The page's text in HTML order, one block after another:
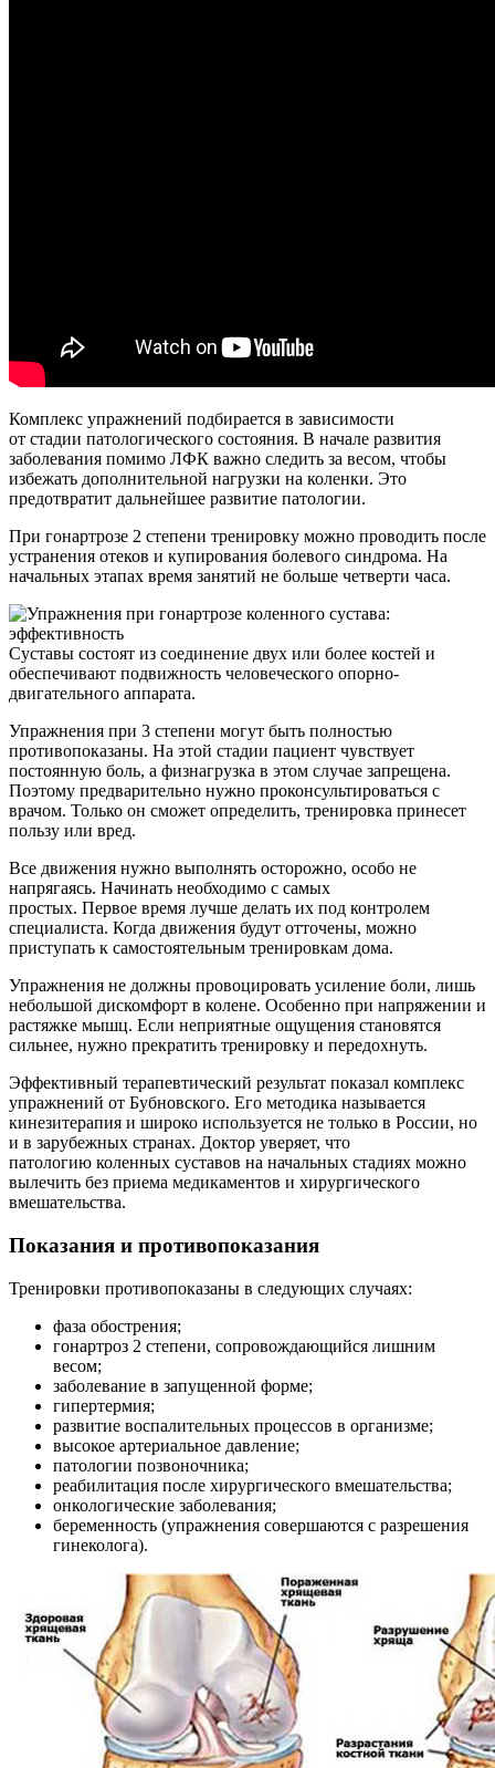
Комплекс упражнений подбирается в зависимости
от стадии патологического состояния. В начале развития
заболевания помимо ЛФК важно следить за весом, чтобы
избежать дополнительной нагрузки на коленки. Это
предотвратит дальнейшее развитие патологии.
При гонартрозе 2 степени тренировку можно проводить после
устранения отеков и купирования болевого синдрома. На
начальных этапах время занятий не больше четверти часа.
Суставы состоят из соединение двух или более костей и
обеспечивают подвижность человеческого опорно-
двигательного аппарата.
Упражнения при 3 степени могут быть полностью
противопоказаны. На этой стадии пациент чувствует
постоянную боль, а физнагрузка в этом случае запрещена.
Поэтому предварительно нужно проконсультироваться с
врачом. Только он сможет определить, тренировка принесет
пользу или вред.
Все движения нужно выполнять осторожно, особо не
напрягаясь. Начинать необходимо с самых
простых. Первое время лучше делать их под контролем
специалиста. Когда движения будут отточены, можно
приступать к самостоятельным тренировкам дома.
Упражнения не должны провоцировать усиление боли, лишь
небольшой дискомфорт в колене. Особенно при напряжении и
растяжке мышц. Если неприятные ощущения становятся
сильнее, нужно прекратить тренировку и передохнуть.
Эффективный терапевтический результат показал комплекс
упражнений от Бубновского. Его методика называется
кинезитерапия и широко используется не только в России, но
и в зарубежных странах. Доктор уверяет, что
патологию коленных суставов на начальных стадиях можно
вылечить без приема медикаментов и хирургического
вмешательства.
Показания и противопоказания
Тренировки противопоказаны в следующих случаях:
фаза обострения;
гонартроз 2 степени, сопровождающийся лишним
весом;
заболевание в запущенной форме;
гипертермия;
развитие воспалительных процессов в организме;
высокое артериальное давление;
патологии позвоночника;
реабилитация после хирургического вмешательства;
онкологические заболевания;
беременность (упражнения совершаются с разрешения
гинеколога).